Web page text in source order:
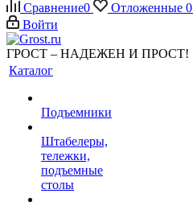
Сравнение0 Отложенные 0
Войти
ГРОСТ – НАДЕЖЕН И ПРОСТ!
Каталог
Подъемники
Штабелеры,
тележки,
подъемные
столы